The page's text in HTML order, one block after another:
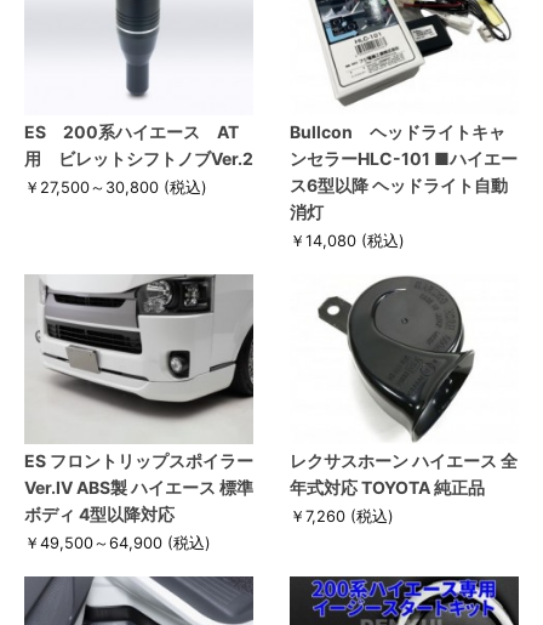
ES 200系ハイエース AT
用 ビレットシフトノブVer.2
￥27,500～30,800 (税込)
Bullcon ヘッドライトキャ
ンセラーHLC-101 ■ハイエー
ス6型以降 ヘッドライト自動
消灯
￥14,080 (税込)
ES フロントリップスポイラー
Ver.IV ABS製 ハイエース 標準
ボディ 4型以降対応
￥49,500～64,900 (税込)
レクサスホーン ハイエース 全
年式対応 TOYOTA 純正品
￥7,260 (税込)